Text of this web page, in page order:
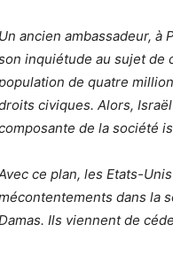
Un ancien ambassadeur, à
inquiétude au sujet de
de quatre
civiques. Alors,
de la société
ce plan, les Etats-
dans la
Ils viennent de